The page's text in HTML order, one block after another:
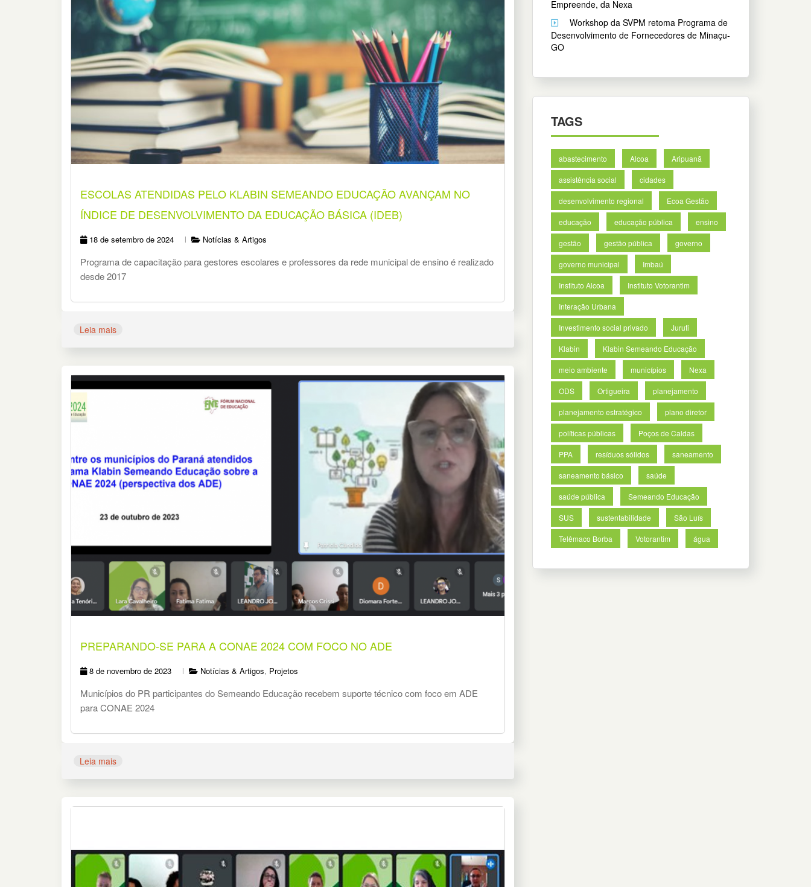
ESCOLAS ATENDIDAS PELO KLABIN SEMEANDO EDUCAÇÃO AVANÇAM NO
ÍNDICE DE DESENVOLVIMENTO DA EDUCAÇÃO BÁSICA (IDEB)
18 de setembro de 2024 Notícias & Artigos
Programa de capacitação para gestores escolares e professores da rede municipal de ensino é realizado
desde 2017
Leia mais
PREPARANDO-SE PARA A CONAE 2024 COM FOCO NO ADE
8 de novembro de 2023 Notícias & Artigos, Projetos
Municípios do PR participantes do Semeando Educação recebem suporte técnico com foco em ADE
para CONAE 2024
Leia mais
Empreende, da Nexa
Workshop da SVPM retoma Programa de
Desenvolvimento de Fornecedores de Minaçu-
GO
TAGS
abastecimento Alcoa Aripuanã
assistência social cidades
desenvolvimento regional Ecoa Gestão
educação educação pública ensino
gestão gestão pública governo
governo municipal Imbaú
Instituto Alcoa Instituto Votorantim
Interação Urbana
Investimento social privado Juruti
Klabin Klabin Semeando Educação
meio ambiente municípios Nexa
ODS Ortigueira planejamento
planejamento estratégico plano diretor
políticas públicas Poços de Caldas
PPA resíduos sólidos saneamento
saneamento básico saúde
saúde pública Semeando Educação
SUS sustentabilidade São Luís
Telêmaco Borba Votorantim água